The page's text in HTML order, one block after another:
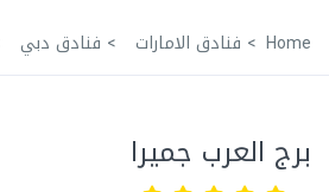
Home فنادق الامارات فنادق دبي
برج العرب جميرا